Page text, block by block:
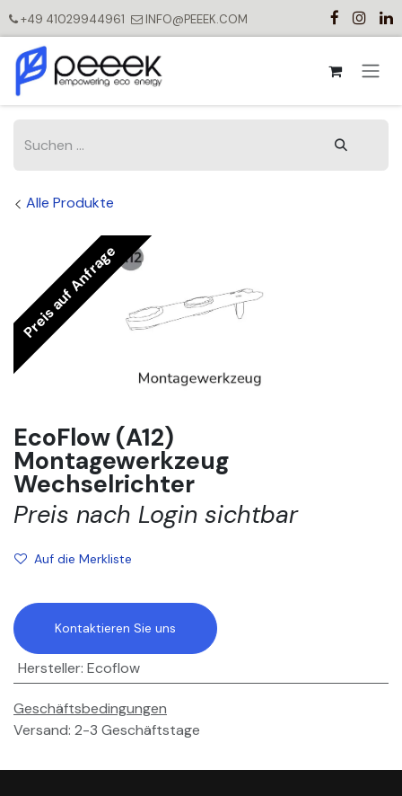
+49 41029944961 INFO@PEEEK.COM
Alle Produkte
Preis auf Anfrage
EcoFlow (A12)
Montagewerkzeug
Wechselrichter
Preis nach Login sichtbar
Auf die Merkliste
Kontaktieren Sie uns
Hersteller: Ecoflow
Geschäftsbedingungen
Versand: 2-3 Geschäftstage